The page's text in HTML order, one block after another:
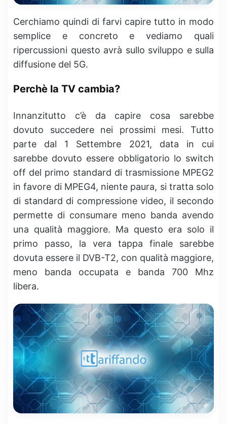
Cerchiamo quindi di farvi capire tutto in modo
semplice e concreto e vediamo quali
ripercussioni questo avrà sullo sviluppo e sulla
diffusione del 5G.
Perchè la TV cambia?
Innanzitutto c’è da capire cosa sarebbe
dovuto succedere nei prossimi mesi. Tutto
parte dal 1 Settembre 2021, data in cui
sarebbe dovuto essere obbligatorio lo switch
off del primo standard di trasmissione MPEG2
in favore di MPEG4, niente paura, si tratta solo
di standard di compressione video, il secondo
permette di consumare meno banda avendo
una qualità maggiore. Ma questo era solo il
primo passo, la vera tappa finale sarebbe
dovuta essere il DVB-T2, con qualità maggiore,
meno banda occupata e banda 700 Mhz
libera.